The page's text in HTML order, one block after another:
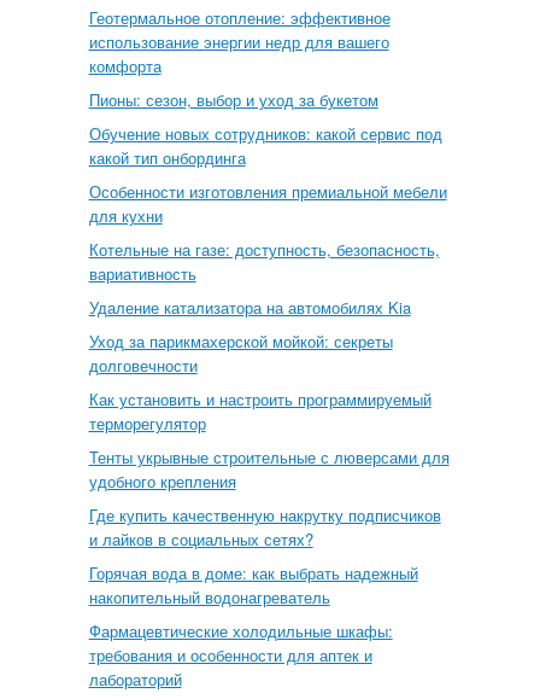
Геотермальное отопление: эффективное
использование энергии недр для вашего
комфорта
Пионы: сезон, выбор и уход за букетом
Обучение новых сотрудников: какой сервис под
какой тип онбординга
Особенности изготовления премиальной мебели
для кухни
Котельные на газе: доступность, безопасность,
вариативность
Удаление катализатора на автомобилях Kia
Уход за парикмахерской мойкой: секреты
долговечности
Как установить и настроить программируемый
терморегулятор
Тенты укрывные строительные с люверсами для
удобного крепления
Где купить качественную накрутку подписчиков
и лайков в социальных сетях?
Горячая вода в доме: как выбрать надежный
накопительный водонагреватель
Фармацевтические холодильные шкафы:
требования и особенности для аптек и
лабораторий